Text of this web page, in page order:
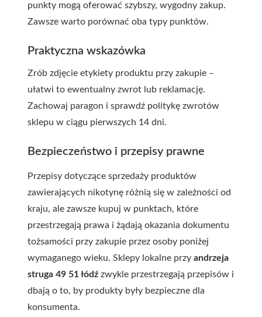
punkty mogą oferować szybszy, wygodny zakup.
Zawsze warto porównać oba typy punktów.
Praktyczna wskazówka
Zrób zdjęcie etykiety produktu przy zakupie –
ułatwi to ewentualny zwrot lub reklamację.
Zachowaj paragon i sprawdź politykę zwrotów
sklepu w ciągu pierwszych 14 dni.
Bezpieczeństwo i przepisy prawne
Przepisy dotyczące sprzedaży produktów
zawierających nikotynę różnią się w zależności od
kraju, ale zawsze kupuj w punktach, które
przestrzegają prawa i żądają okazania dokumentu
tożsamości przy zakupie przez osoby poniżej
wymaganego wieku. Sklepy lokalne przy andrzeja
struga 49 51 łódź zwykle przestrzegają przepisów i
dbają o to, by produkty były bezpieczne dla
konsumenta.